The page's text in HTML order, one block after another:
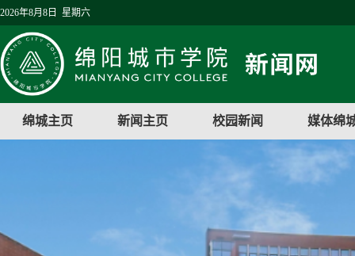
2026年8月8日 星期六
绵城主页 新闻主页 校园新闻 媒体绵